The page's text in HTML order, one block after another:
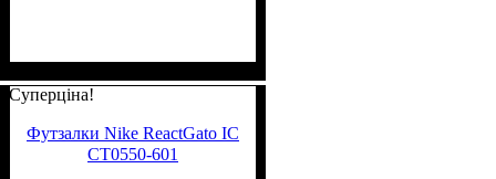
Суперціна!
Футзалки Nike ReactGato IC
CT0550-601